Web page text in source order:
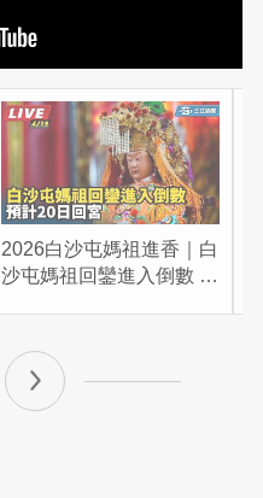
2026白沙屯媽祖進香｜白
沙屯媽祖回鑾進入倒數 預